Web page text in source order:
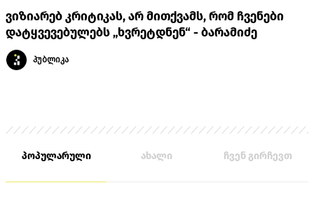
ვიზიარებ კრიტიკას, არ მითქვამს, რომ ჩვენები
დატყვევებულებს „ხვრეტდნენ“ - ბარამიძე
პუბლიკა
პოპულარული ახალი ჩვენ გირჩევთ